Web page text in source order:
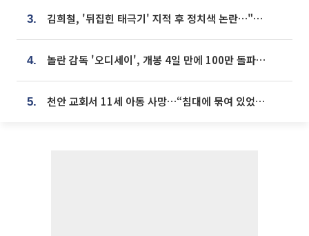
3. 김희철, '뒤집힌 태극기' 지적 후 정치색 논란…"좌우 떠나 우리나라 국기"
4. 놀란 감독 '오디세이', 개봉 4일 만에 100만 돌파⋯'왕사남' 보다 빠르다
5. 천안 교회서 11세 아동 사망…“침대에 묶여 있었다” 진술 확보